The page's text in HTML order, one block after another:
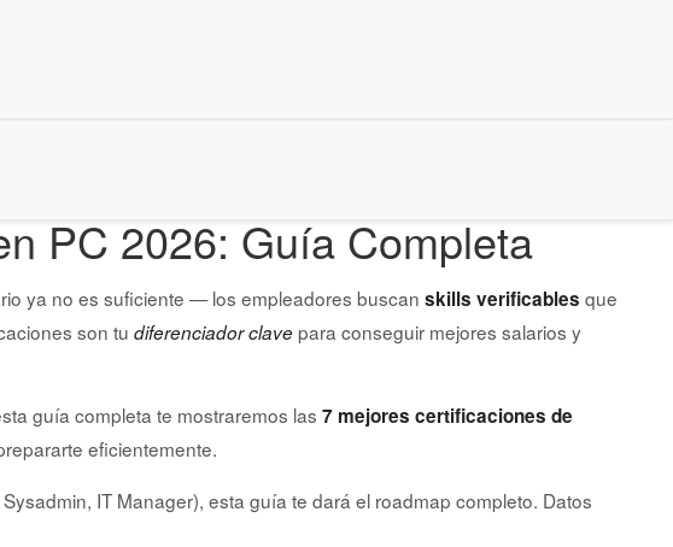
PC 2026: Guía Completa
ya no es suficiente — los empleadores buscan skills verificables que
son tu diferenciador clavepara conseguir mejores salarios y
guía completa te mostraremos las 7 mejores certificaciones de
eficientemente.
IT Manager), esta guía te dará el roadmap completo. Datos